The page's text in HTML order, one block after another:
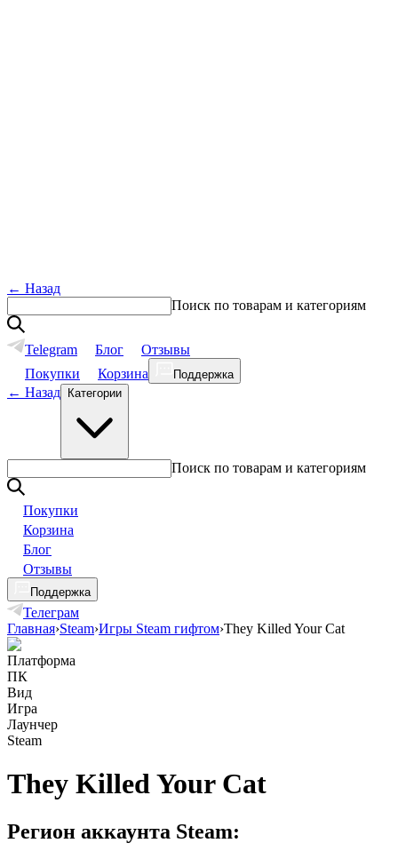
← Назад
Поиск по товарам и категориям
Telegram Блог
Отзывы
Покупки
Корзина Поддержка
← Назад Категории
Поиск по товарам и категориям
Покупки
Корзина
Блог
Отзывы
Поддержка
Телеграм
Главная›Steam›Игры Steam гифтом›They Killed Your Cat
Платформа
ПК
Вид
Игра
Лаунчер
Steam
They Killed Your Cat
Регион аккаунта Steam: